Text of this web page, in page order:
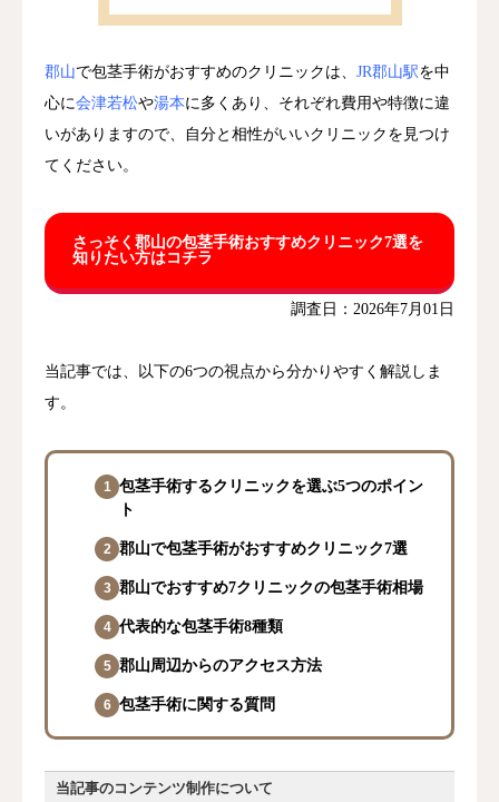
郡山で包茎手術がおすすめのクリニックは、 JR郡山駅を中
心に会津若松や湯本に多くあり、それぞれ費用や特徴に違
いがありますので、自分と相性がいいクリニックを見つけ
てください。
さっそく郡山の包茎手術おすすめクリニック7選を
知りたい方はコチラ
調査日：2026年7月01日
当記事では、以下の6つの視点から分かりやすく解説しま
す。
包茎手術するクリニックを選ぶ5つのポイン
ト
郡山で包茎手術がおすすめクリニック7選
郡山でおすすめ7クリニックの包茎手術相場
代表的な包茎手術8種類
郡山周辺からのアクセス方法
包茎手術に関する質問
当記事のコンテンツ制作について